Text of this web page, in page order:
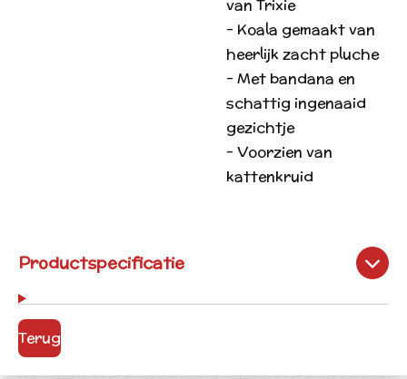
van Trixie
- Koala gemaakt van
heerlijk zacht pluche
- Met bandana en
schattig ingenaaid
gezichtje
- Voorzien van
kattenkruid
Productspecificatie
Terug